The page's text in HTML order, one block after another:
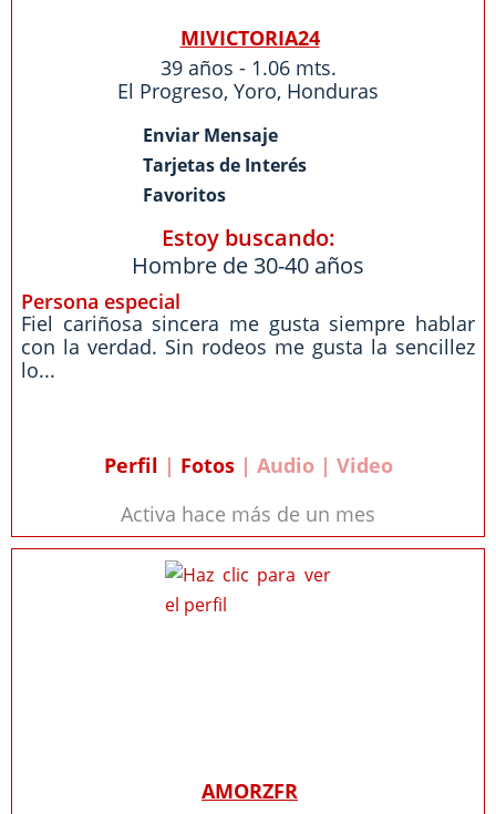
MIVICTORIA24
39 años - 1.06 mts.
El Progreso, Yoro, Honduras
Enviar Mensaje
Tarjetas de Interés
Favoritos
Estoy buscando:
Hombre de 30-40 años
Persona especial
Fiel cariñosa sincera me gusta siempre hablar
con la verdad. Sin rodeos me gusta la sencillez
lo...
Perfil | Fotos| Audio | Video
Activa hace más de un mes
AMORZFR